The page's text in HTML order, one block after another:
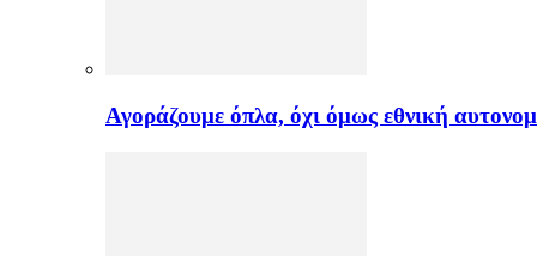
Αγοράζουμε όπλα, όχι όμως εθνική